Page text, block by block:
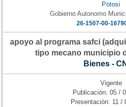
Potosi
Gobierno Autonomo
26-1507-00-
apoyo al programa safci
tipo mecano municipio
Bienes -
Vigente
Publicación: 05 /
Presentación: 11 /